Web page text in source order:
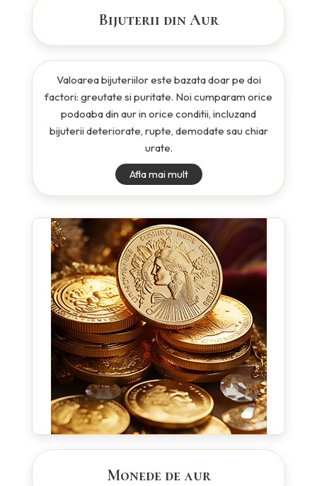
Bijuterii din Aur
Valoarea bijuteriilor este bazata doar pe doi
factori: greutate si puritate. Noi cumparam orice
podoaba din aur in orice conditii, incluzand
bijuterii deteriorate, rupte, demodate sau chiar
urate.
Afla mai mult
Monede de aur